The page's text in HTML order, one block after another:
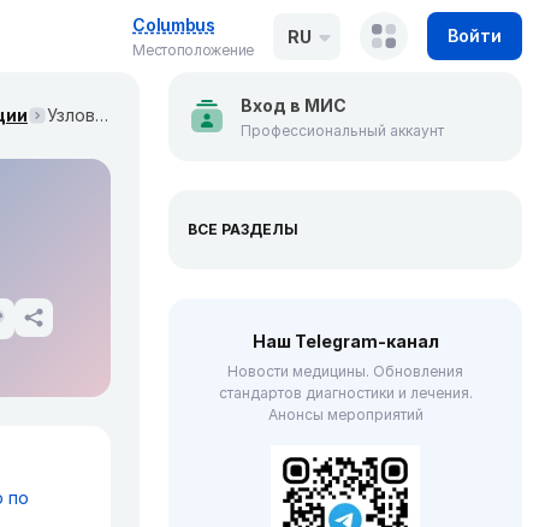
Columbus
Местоположение
RU Войти
Узловая тахикардия (JACC: Clinical Electrophysiology, февраль 2023)
по
Вход в МИС
Профессиональный аккаунт
ВСЕ РАЗДЕЛЫ
Наш Telegram-канал
Новости медицины. Обновления
стандартов диагностики и лечения.
Анонсы мероприятий